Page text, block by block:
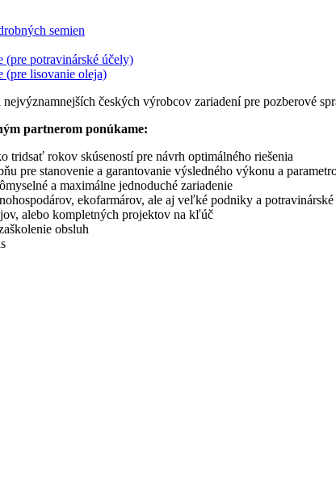
semien
(pre potravinárské účely)
(pre lisovanie oleja)
českých výrobcov zariadení pre pozberové
partnerom ponúkame:
tridsať rokov skúseností pre návrh optimálného riešenia
pre stanovenie a garantovanie výsledného výkonu a
a maximálne jednoduché zariadenie
ekofarmárov, ale aj veľké podniky a
alebo kompletných projektov na kľúč
obsluh